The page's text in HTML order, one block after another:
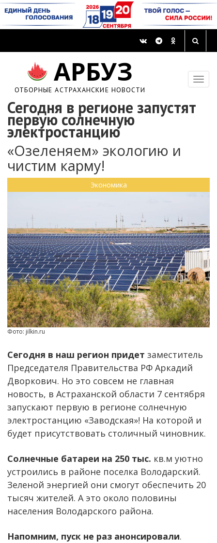
АРБУЗ
ОТБОРНЫЕ АСТРАХАНСКИЕ НОВОСТИ
Сегодня в регионе запустят
первую солнечную
электростанцию
«Озеленяем» экологию и
чистим карму!
Экономика
Фото: jilkin.ru
Сегодня в наш регион придет заместитель
Председателя Правительства РФ Аркадий
Дворкович. Но это совсем не главная
новость, в Астраханской области 7 сентября
запускают первую в регионе солнечную
электростанцию «Заводская»! На которой и
будет присутствовать столичный чиновник.
Солнечные батареи на 250 тыс. кв.м уютно
устроились в районе поселка Володарский.
Зеленой энергией они смогут обеспечить 20
тысяч жителей. А это около половины
населения Володарского района.
Напомним, пуск не раз анонсировали.